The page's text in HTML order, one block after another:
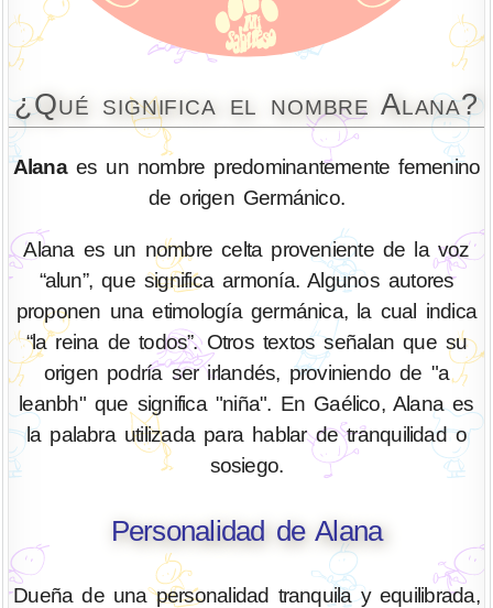
¿Qué significa el nombre Alana?
Alanaes un nombre predominantemente femenino
de origen Germánico.
Alana es un nombre celta proveniente de la voz
“alun”, que significa armonía. Algunos autores
proponen una etimología germánica, la cual indica
“la reina de todos”. Otros textos señalan que su
origen podría ser irlandés, proviniendo de "a
leanbh" que significa "niña". En Gaélico, Alana es
la palabra utilizada para hablar de tranquilidad o
sosiego.
Personalidad de Alana
Dueña de una personalidad tranquila y equilibrada,